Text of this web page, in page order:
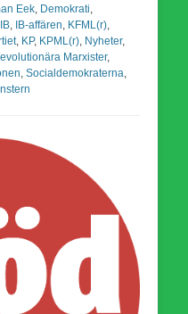
Eek Demokrati
IB IB-affären KFML(r)
, KP, KPML(r) Nyheter,
Marxister,
Socialdemokraterna